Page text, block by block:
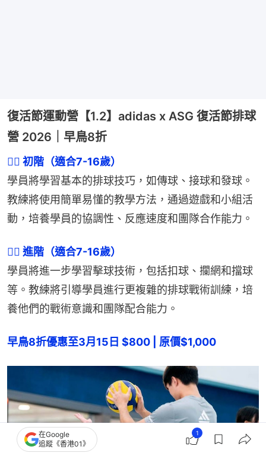
復活節運動營【1.2】adidas x ASG 復活節排球
營 2026｜早鳥8折
👉🏻 初階（適合7-16歲）
學員將學習基本的排球技巧，如傳球、接球和發球。
教練將使用簡單易懂的教學方法，通過遊戲和小組活
動，培養學員的協調性、反應速度和團隊合作能力。
👉🏻 進階（適合7-16歲）
學員將進一步學習擊球技術，包括扣球、攔網和擋球
等。教練將引導學員進行更複雜的排球戰術訓練，培
養他們的戰術意識和團隊配合能力。
早鳥8折優惠至3月15日 $800 | 原價$1,000
在Google
追蹤《香港01》
1